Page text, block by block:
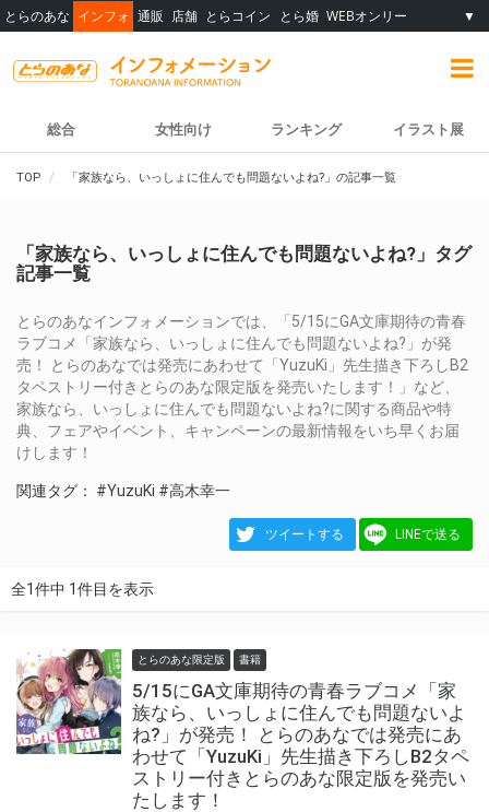
とらのあな インフォ 通販 店舗 とらコイン とら婚 WEBオンリー ▼
総合 女性向け ランキング イラスト展
TOP 「家族なら、いっしょに住んでも問題ないよね?」の記事一覧
「家族なら、いっしょに住んでも問題ないよね?」タグ
記事一覧
とらのあなインフォメーションでは、「5/15にGA文庫期待の青春
ラブコメ「家族なら、いっしょに住んでも問題ないよね?」が発
売！ とらのあなでは発売にあわせて「YuzuKi」先生描き下ろしB2
タペストリー付きとらのあな限定版を発売いたします！」など、
家族なら、いっしょに住んでも問題ないよね?に関する商品や特
典、フェアやイベント、キャンペーンの最新情報をいち早くお届
けします！
関連タグ： #YuzuKi #高木幸一
ツイートする LINEで送る
全1件中 1件目を表示
とらのあな限定版 書籍
5/15にGA文庫期待の青春ラブコメ「家
族なら、いっしょに住んでも問題ないよ
ね?」が発売！ とらのあなでは発売にあ
わせて「YuzuKi」先生描き下ろしB2タペ
ストリー付きとらのあな限定版を発売い
たします！